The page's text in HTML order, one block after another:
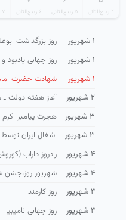
۴ ربیع‌الثانی ۵ ربیع‌الثانی ۶ ربیع‌الثانی ۷ ربیع‌الثانی
۱ شهریور
روز بزرگداشت
۱ شهریور
روز جهانی یادبود
۱ شهریور
شهادت حضرت امام
۲ شهریور
آغاز هفته دولت ـ
۳ شهریور
هجرت پیامبر
۳ شهریور
اشغال ایران توسط
۴ شهریور
زادروز داراب
۴ شهریور
شهریور روز،جشن
۴ شهریور
روز کارمند
۴ شهریور
روز جهانی نامیبیا